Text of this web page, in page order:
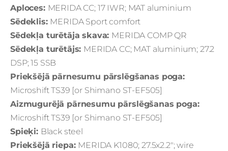
Aploces: MERIDA CC; 17 IWR; MAT aluminium
Sēdeklis: MERIDA Sport comfort
Sēdekļa turētāja skava: MERIDA COMP QR
Sēdekļa turētājs: MERIDA CC; MAT aluminium; 27.2
DSP; 15 SSB
Priekšējā pārnesumu pārslēgšanas poga:
Microshift TS39 [or Shimano ST-EF505]
Aizmugurējā pārnesumu pārslēgšanas poga:
Microshift TS39 [or Shimano ST-EF505]
Spieķi: Black steel
Priekšējā riepa: MERIDA K1080; 27.5x2.2"; wire